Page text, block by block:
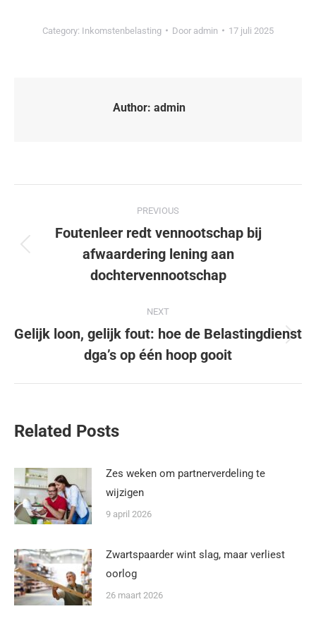
Category: Inkomstenbelasting Door admin 17 juli 2025
Author: admin
PREVIOUS
Foutenleer redt vennootschap bij
afwaardering lening aan
dochtervennootschap
NEXT
Gelijk loon, gelijk fout: hoe de Belastingdienst
dga’s op één hoop gooit
Related Posts
Zes weken om partnerverdeling te
wijzigen
9 april 2026
Zwartspaarder wint slag, maar verliest
oorlog
26 maart 2026